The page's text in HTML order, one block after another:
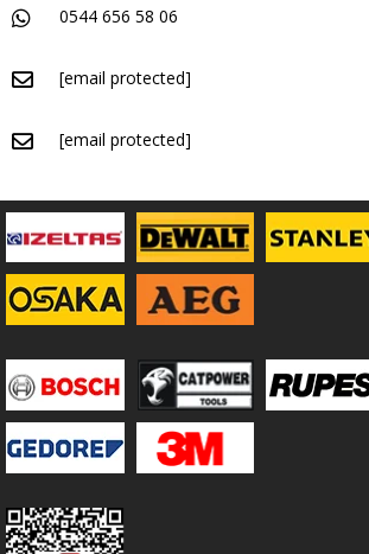
0544 656 58 06
[email protected]
[email protected]